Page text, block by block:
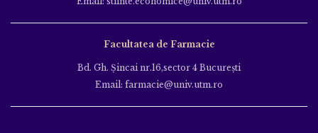
Facultatea de Farmacie
Bd. Gh. Şincai nr.16,sector 4 Bucureşti
Email: farmacie@univ.utm.ro